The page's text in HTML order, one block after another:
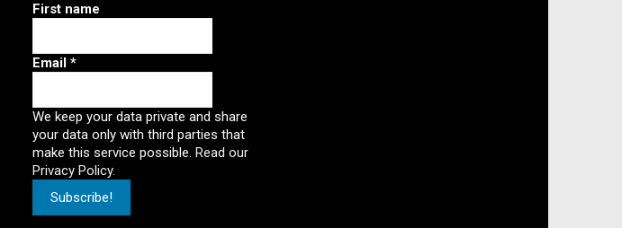
First name
Email*
We keep your data private and share
your data only with third parties that
make this service possible.Read our
Privacy Policy.